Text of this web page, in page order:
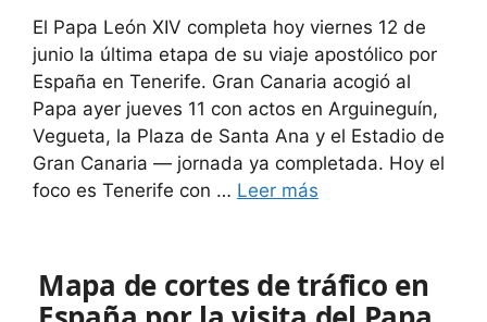
El Papa León XIV completa hoy viernes 12 de
junio la última etapa de su viaje apostólico por
España en Tenerife. Gran Canaria acogió al
Papa ayer jueves 11 con actos en Arguineguín,
Vegueta, la Plaza de Santa Ana y el Estadio de
Gran Canaria — jornada ya completada. Hoy el
foco es Tenerife con … Leer más
Mapa de cortes de tráfico en